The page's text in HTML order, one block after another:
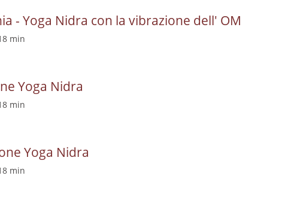
- Yoga Nidra con la vibrazione dell' OM
min
Yoga Nidra
min
Yoga Nidra
min